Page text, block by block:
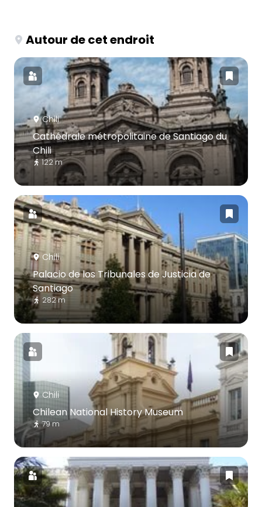
Autour de cet endroit
Chili
Cathédrale métropolitaine de Santiago du
Chili
122 m
Chili
Palacio de los Tribunales de Justicia de
Santiago
282 m
Chili
Chilean National History Museum
79 m